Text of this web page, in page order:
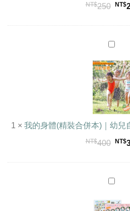
教
小
中
班
大
班
教
師
NT$250 NT$
我
身
體
(精
裝
合
併
｜
自
科
1 × 我的身體(精裝合併本)｜幼兒
NT$400 原
格：
NT$
學
區